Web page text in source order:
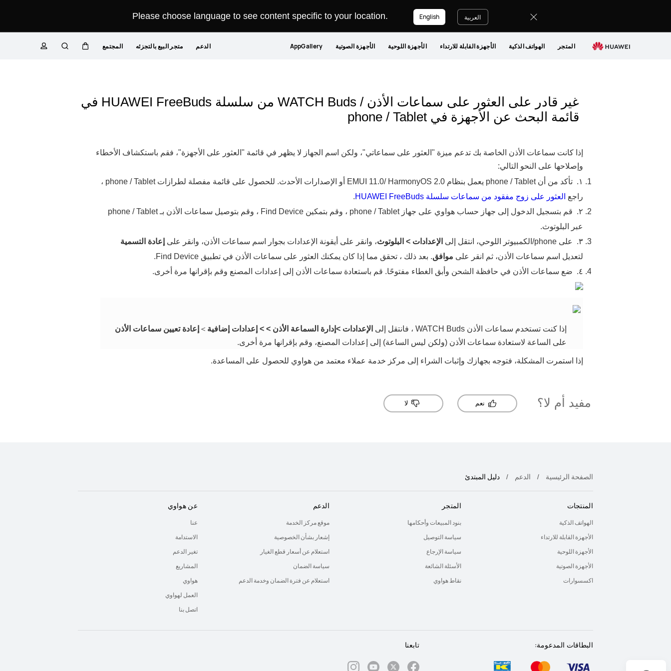
Please choose language to see content specific to your location. العربية English
المتجر الهواتف الذكية الأجهزة القابلة للارتداء الأجهزة اللوحية الأجهزة الصوتية AppGallery الدعم متجر البيع بالتجزئه المجتمع
غير قادر على العثور على سماعات الأذن / WATCH Buds من سلسلة HUAWEI FreeBuds في
قائمة البحث عن الأجهزة في phone / Tablet
إذا كانت سماعات الأذن الخاصة بك تدعم ميزة "العثور على سماعاتي"، ولكن اسم الجهاز لا يظهر في قائمة "العثور على الأجهزة"، فقم باستكشاف الأخطاء
وإصلاحها على النحو التالي:
١.
تأكد من أن phone / Tablet يعمل بنظام EMUI 11.0/ HarmonyOS 2.0 أو الإصدارات الأحدث. للحصول على قائمة مفصلة لطرازات phone / Tablet ،
راجع العثور على زوج مفقود من سماعات سلسلة HUAWEI FreeBuds
.
٢.
قم بتسجيل الدخول إلى جهاز حساب هواوي على جهاز phone / Tablet ، وقم بتمكين Find Device ، وقم بتوصيل سماعات الأذن بـ phone / Tablet
عبر البلوتوث.
٣.
على phone/الكمبيوتر اللوحي، انتقل إلى الإعدادات > البلوتوث، وانقر على أيقونة الإعدادات بجوار اسم سماعات الأذن، وانقر على إعادة التسمية
لتعديل اسم سماعات الأذن، ثم انقر على موافق. بعد ذلك ، تحقق مما إذا كان يمكنك العثور على سماعات الأذن في تطبيق Find Device.
٤.
ضع سماعات الأذن في حافظة الشحن وأبق الغطاء مفتوحًا. قم باستعادة سماعات الأذن إلى إعدادات المصنع وقم بإقرانها مرة أخرى.
إذا كنت تستخدم سماعات الأذن WATCH Buds ، فانتقل إلى الإعدادات >إدارة السماعة الأذن >> إعدادات إضافية ＞ إعادة تعيين سماعات الأذن
على الساعة لاستعادة سماعات الأذن (ولكن ليس الساعة) إلى إعدادات المصنع، وقم بإقرانها مرة أخرى.
إذا استمرت المشكلة، فتوجه بجهازك وإثبات الشراء إلى مركز خدمة عملاء معتمد من هواوي للحصول على المساعدة.
مفيد أم لا؟ نعم لا
الصفحة الرئيسية الدعم دليل المبتدئ
المنتجات
الهواتف الذكية
الأجهزة القابلة للارتداء
الأجهزة اللوحية
الأجهزة الصوتية
اكسسوارات
المتجر
بنود المبيعات وأحكامها
سياسة التوصيل
سياسة الإرجاع
الأسئلة الشائعة
نقاط هواوي
الدعم
موقع مركز الخدمة
إشعار بشأن الخصوصية
استعلام عن أسعار قطع الغيار
سياسة الضمان
استعلام عن فترة الضمان وخدمة الدعم
عن هواوي
عنا
الاستدامة
تغير الدعم
المشاريع
هواوي
العمل لهواوي
اتصل بنا
البطاقات المدعومة: تابعنا